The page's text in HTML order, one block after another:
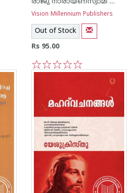
രാജു നാരായണസ്വാമി ഐ എ എസ്
Vision Millennium Publishers
Out of Stock
Rs 95.00
5
4
3
2
1